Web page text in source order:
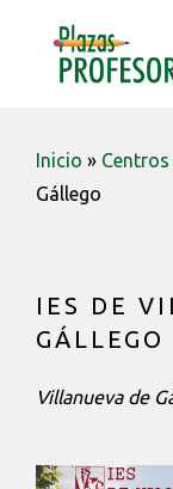
principal
contenido
lateral
principal
Inicio »
Gállego
IES DE
GÁLLEGO
Villanueva de